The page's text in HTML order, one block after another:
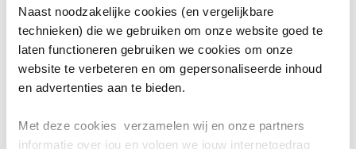
Naast noodzakelijke cookies (en vergelijkbare
technieken) die we gebruiken om onze website goed te
laten functioneren gebruiken we cookies om onze
website te verbeteren en om gepersonaliseerde inhoud
en advertenties aan te bieden.
Met deze cookies verzamelen wij en onze partners
informatie over jou en volgen we jouw internetgedrag
NIEUWE LINKEDIN PAGINA